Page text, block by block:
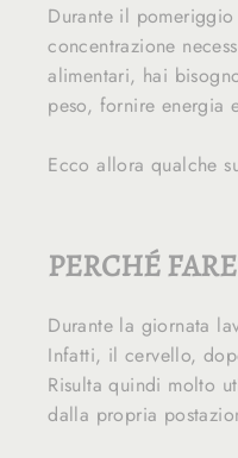
Durante il
concentrazione
alimentari, hai
peso, fornire energia
Ecco allora qualche
PERCHÉ
Durante la giornata
Infatti, il cervello,
Risulta quindi molto
dalla propria